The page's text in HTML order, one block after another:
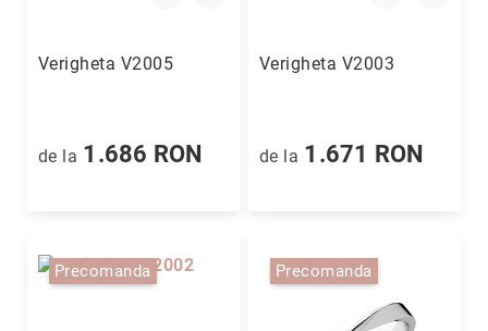
Verigheta V2005
de la 1.686 RON
Verigheta V2003
de la 1.671 RON
Precomanda Precomanda